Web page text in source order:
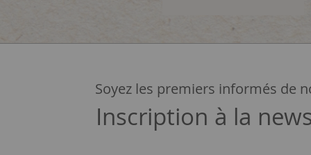
Soyez les premiers informés de
Inscription à la